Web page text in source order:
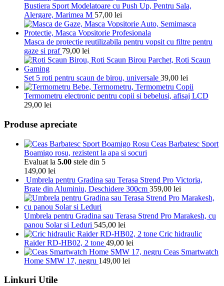
Bustiera Sport Modelatoare cu Push Up, Pentru Sala,
Alergare, Marimea M 57,00 lei
Masca de protectie reutilizabila pentru vopsit cu filtre pentru
gaze si praf 79,00 lei
Set 5 roti pentru scaun de birou, universale 39,00 lei
Termometru electronic pentru copii si bebelusi, afisaj LCD
29,00 lei
Produse apreciate
Ceas Barbatesc Sport
Boamigo rosu, rezistent la apa si socuri
Evaluat la 5.00 stele din 5
149,00 lei
Umbrela pentru Gradina sau Terasa Strend Pro Victoria,
Brate din Aluminiu, Deschidere 300cm 359,00 lei
Umbrela pentru Gradina sau Terasa Strend Pro Marakesh, cu
panou Solar si Leduri 545,00 lei
Cric hidraulic
Raider RD-HB02, 2 tone 49,00 lei
Ceas Smartwatch
Home SMW 17, negru 149,00 lei
Linkuri Utile